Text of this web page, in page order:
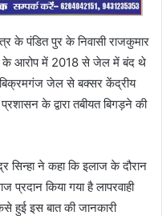
के पंडित पुर के निवासी राजकुमार
के आरोप में 2018 से जेल में बंद थे
बिक्रमगंज जेल से बक्सर केंद्रीय
के द्वारा तबीयत बिगड़ने की
ने कहा कि इलाज के दौरान
प्रदान किया गया है लापरवाही
हुई इस बात की जानकारी